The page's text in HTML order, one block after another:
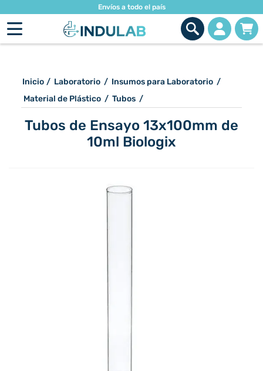
Envíos a todo el país
Inicio / Laboratorio / Insumos para Laboratorio /
Material de Plástico / Tubos /
Tubos de Ensayo 13x100mm de
10ml Biologix